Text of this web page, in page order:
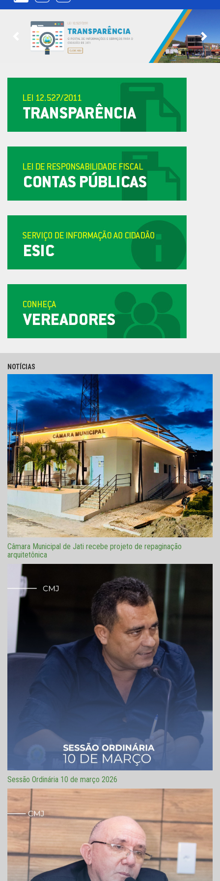
NOTÍCIAS
Câmara Municipal de Jati recebe projeto de repaginação
arquitetônica
Sessão Ordinária 10 de março 2026